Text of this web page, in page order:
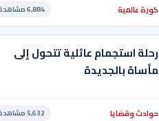
كورة عالمية 6,884 مشاهدة
رحلة استجمام عائلية تتحول إلى
مأساة بالجديدة
حوادث وقضايا 5,632 مشاهدة